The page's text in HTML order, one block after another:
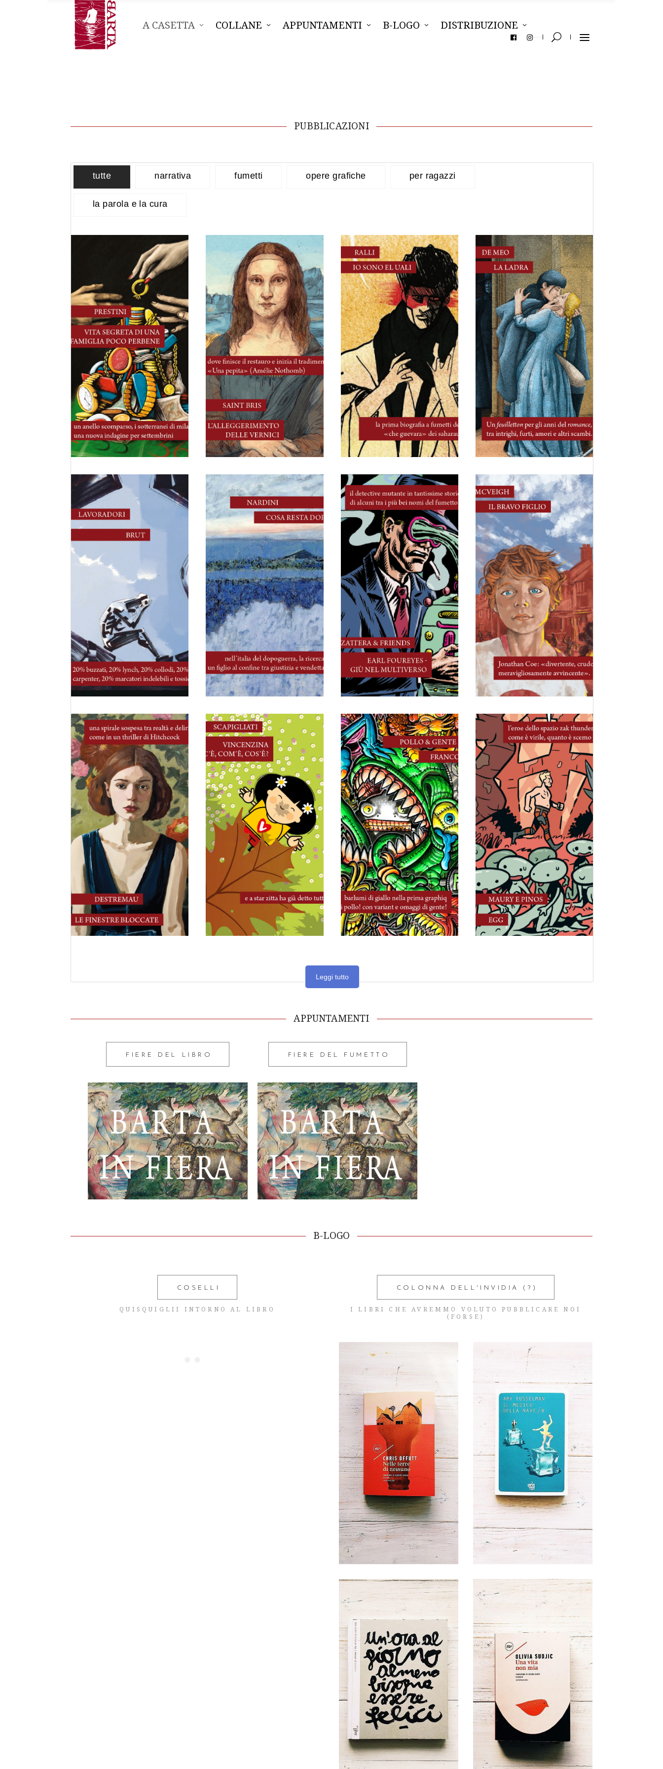
A CASETTA COLLANE APPUNTAMENTI B-LOGO DISTRIBUZIONE
PUBBLICAZIONI
tutte narrativa fumetti opere grafiche per ragazzi
la parola e la cura
16 Luglio, 2026
Vita segreta di
una famiglia poco
perbene
30 Maggio, 2026
L’alleggerimento
delle vernici
30 Maggio, 2026
Io sono El Uali
29 Maggio, 2026
La ladra
4 Maggio, 2026
Brut
28 Aprile, 2026
Cosa resta dopo
27 Aprile, 2026
Earl Foureyes –
Giù nel
multiverso
9 Marzo, 2026
Il bravo figlio
8 Marzo, 2026
Le finestre
bloccate
22 Novembre, 2025
Vincenzina – c’è,
com’è, cos’è?
22 Novembre, 2025
Franco?
21 Novembre, 2025
Egg
Leggi tutto
APPUNTAMENTI
FIERE DEL LIBRO
Barta in fiera –
fumetti e libri
2026
READ MORE
FIERE DEL FUMETTO
Barta in fiera –
fumetti e libri
2026
READ MORE
B-LOGO
COSELLI
QUISQUIGLII INTORNO AL LIBRO
COLONNA DELL'INVIDIA (?)
I LIBRI CHE AVREMMO VOLUTO PUBBLICARE NOI
(FORSE)
9 Novembre, 2017
Nelle terre di
nessuno | Chris
Offutt
26 Ottobre, 2017
Il medico della
nave / 8 | Amy
Fusselman
19 Ottobre, 2017
Laboratorio
Zanzara | Un’ora
al giorno almeno
bisogna essere
felici
5 Ottobre, 2017
Una vita non mia
| Olivia Sudjic